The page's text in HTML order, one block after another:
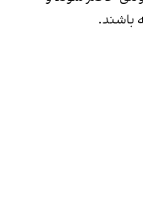
باشند.